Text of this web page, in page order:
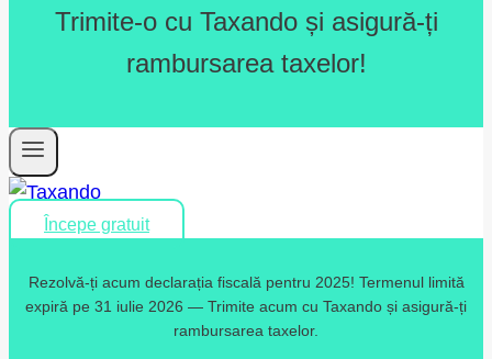
Trimite-o cu Taxando și asigură-ți
rambursarea taxelor!
Începe gratuit
Rezolvă-ți acum declarația fiscală pentru 2025! Termenul limită
expiră pe 31 iulie 2026 — Trimite acum cu Taxando și asigură-ți
rambursarea taxelor.